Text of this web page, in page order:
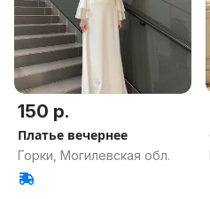
150 р.
Платье вечернее
Горки, Могилевская обл.